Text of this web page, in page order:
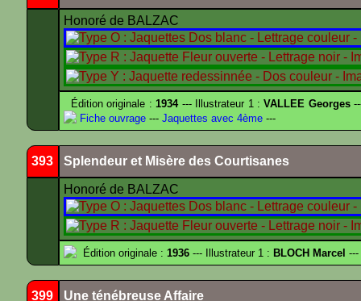
Honoré de BALZAC
Édition originale :1934--- Illustrateur 1 :VALLEE Georges
Fiche ouvrage --- Jaquettes avec 4ème ---
393 Splendeur et Misère des Courtisanes
Honoré de BALZAC
Édition originale : 1936 --- Illustrateur 1 : BLOCH Marcel ---
399 Une ténébreuse Affaire